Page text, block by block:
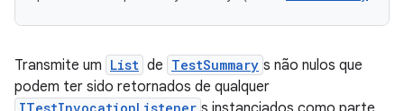
Transmite um List de TestSummary s não nulos que
podem ter sido retornados de qualquer